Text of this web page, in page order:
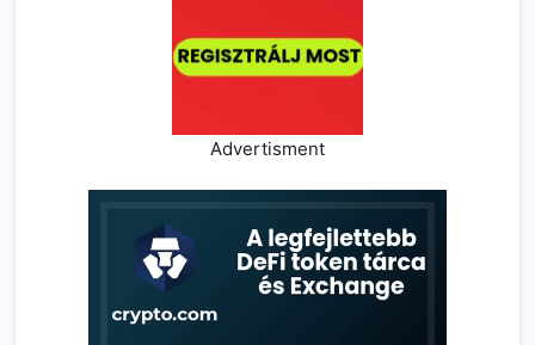
Advertisment